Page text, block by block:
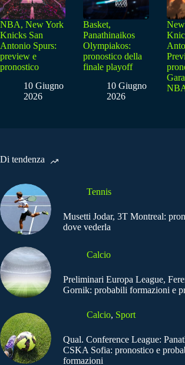
NBA, New York
Knicks San
Antonio Spurs:
preview e
pronostico
10 Giugno
2026
Basket,
Panathinaikos
Olympiakos:
pronostico della
finale playoff
10 Giugno
2026
Di tendenza
Tennis
Musetti Jodar, 3T Montreal:
dove vederla
Calcio
Preliminari Europa League,
Gornik: probabili formazioni e
Calcio, Sport
Qual. Conference League:
CSKA Sofia: pronostico e
formazioni